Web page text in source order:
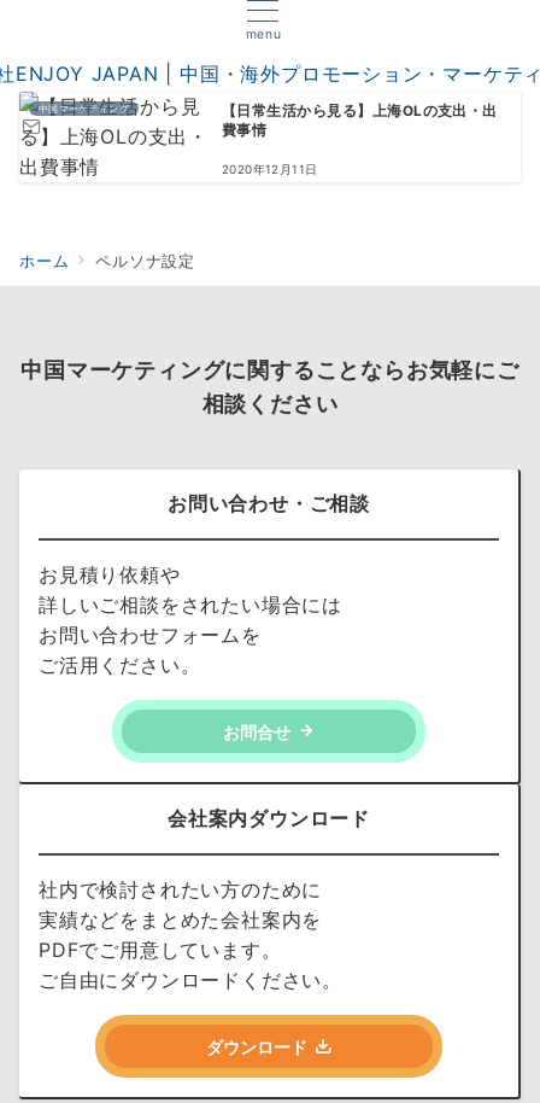
menu
中国マーケティング
【日常生活から見る】上海OLの支出・出
費事情
2020年12月11日
ホーム ペルソナ設定
中国マーケティングに関することならお気軽にご
相談ください
お問い合わせ・ご相談
お見積り依頼や
詳しいご相談をされたい場合には
お問い合わせフォームを
ご活用ください。
お問合せ
会社案内ダウンロード
社内で検討されたい方のために
実績などをまとめた会社案内を
PDFでご用意しています。
ご自由にダウンロードください。
ダウンロード